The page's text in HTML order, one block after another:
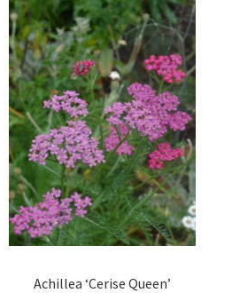
Achillea ‘Cerise Queen’